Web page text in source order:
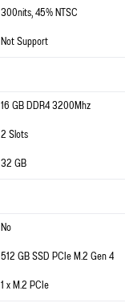
300nits, 45% NTSC
Not Support
16 GB DDR4 3200Mhz
2 Slots
32 GB
No
512 GB SSD PCIe M.2 Gen 4
1 x M.2 PCIe